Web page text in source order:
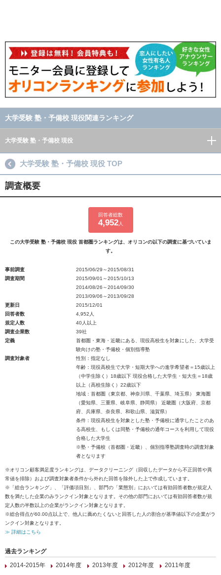
大学受験 塾・予備校 現役関連ランキング
大学受験 塾・予備校 現役
大学受験 塾・予備校 現役 TOP
調査概要
回答者総数
4,952人
この大学受験 塾・予備校 現役 首都圏ランキングは、オリコンの以下の調査に基づいていま
す。
事前調査
2015/06/29～2015/08/31
調査期間
2015/09/01～2015/10/13
2014/08/26～2014/09/30
2013/09/06～2013/09/28
更新日
2015/12/01
回答者数
4,952人
規定人数
40人以上
調査企業数
39社
定義
首都圏・東海・近畿にある、現役高校生を対象にした、大学受
験向けの塾・予備校・個別指導塾
調査対象者
性別：指定なし
年齢：現役高校生で大学・短期大学への進学希望者＝15歳以上
（中学生除く）18歳以下 現役合格した大学生・短大生＝18歳
以上（高校生除く）22歳以下
地域：首都圏（東京都、神奈川県、千葉県、埼玉県） 東海圏
（愛知県、三重県、岐阜県、静岡県） 近畿圏（大阪府、京都
府、兵庫県、奈良県、和歌山県、滋賀県）
条件：現役高校生を対象とした塾・予備校に通学したことのあ
る高校生、もしくは同塾・予備校の通年コースを利用して現役
合格した大学生
※塾・予備校（首都圏・近畿）、個別指導塾調査時の調査対象
者となります
※オリコン顧客満足度ランキングは、データクリーニング（回収したデータから不正回答や異
常値を排除）および調査対象者条件から外れた回答を除外した上で作成しています。
※「総合ランキング」、「評価項目別」、部門の「業態別」においては有効回答者数が規定人
数を満たした企業のみランクイン対象となります。その他の部門においては有効回答者数が規
定人数の半数以上の企業がランクイン対象となります。
※総合得点が60.00点以上で、他人に薦めたくないと回答した人の割合が基準値以下の企業がラ
ンクイン対象となります。
≫ 詳細はこちら
過去ランキング
2014-2015年
2014年度 2013年度 2012年度
2011年度